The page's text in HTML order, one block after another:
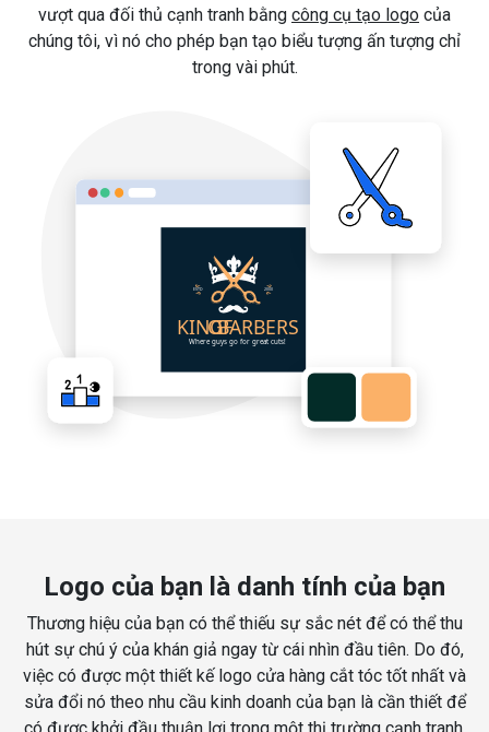
vượt qua đối thủ cạnh tranh bằng công cụ tạo logo của
chúng tôi, vì nó cho phép bạn tạo biểu tượng ấn tượng chỉ
trong vài phút.
Logo của bạn là danh tính của bạn
Thương hiệu của bạn có thể thiếu sự sắc nét để có thể thu
hút sự chú ý của khán giả ngay từ cái nhìn đầu tiên. Do đó,
việc có được một thiết kế logo cửa hàng cắt tóc tốt nhất và
sửa đổi nó theo nhu cầu kinh doanh của bạn là cần thiết để